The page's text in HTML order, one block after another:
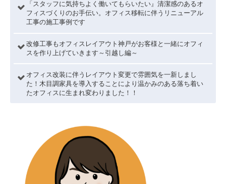
「スタッフに気持ちよく働いてもらいたい』清潔感のあるオ
フィスづくりのお手伝い。オフィス移転に伴うリニューアル
工事の施工事例です
改修工事もオフィスレイアウト神戸がお客様と一緒にオフィ
スを作り上げていきます～引越し編～
オフィス改装に伴うレイアウト変更で雰囲気を一新しまし
た！木目調家具を導入することにより温かみのある落ち着い
たオフィスに生まれ変わりました！！